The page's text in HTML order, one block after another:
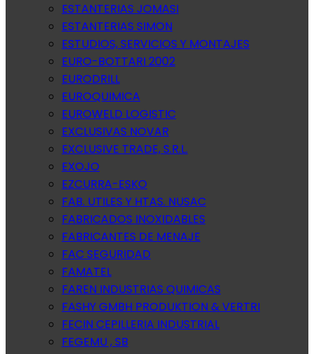
ESTANTERIAS JOMASI
ESTANTERIAS SIMON
ESTUDIOS, SERVICIOS Y MONTAJES
EURO-BOTTARI 2002
EURODRILL
EUROQUIMICA
EUROWELD LOGISTIC
EXCLUSIVAS NOVAR
EXCLUSIVE TRADE, S.R.L.
EXOJO
EZCURRA-ESKO
FAB. UTILES Y HTAS. NUSAC
FABRICADOS INOXIDABLES
FABRICANTES DE MENAJE
FAC SEGURIDAD
FAMATEL
FAREN INDUSTRIAS QUIMICAS
FASHY GMBH PRODUKTION & VERTRI
FECIN CEPILLERIA INDUSTRIAL
FEGEMU , SB